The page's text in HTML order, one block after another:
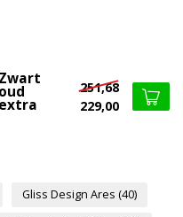
251,68
229,00
Gliss Design Ares (40)